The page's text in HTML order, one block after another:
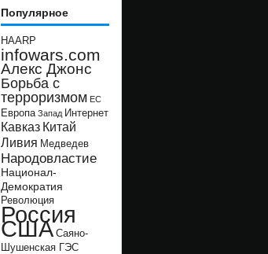
Популярное
HAARP
infowars.com
Алекс Джонс
Борьба с
терроризмом ЕС
Европа Запад Интернет
Кавказ Китай
Ливия Медведев
Народовластие
Национал-
Демократия
Революция
Россия
США Саяно-
Шушенская ГЭС